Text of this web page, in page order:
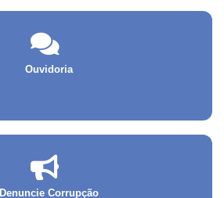
Ouvidoria
Denuncie Corrupção